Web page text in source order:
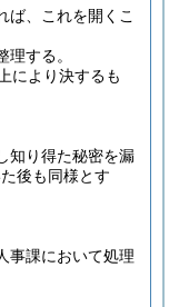
ば、これを開くこ
する。
により決するも
知り得た秘密を漏
後も同様とす
事課において処理